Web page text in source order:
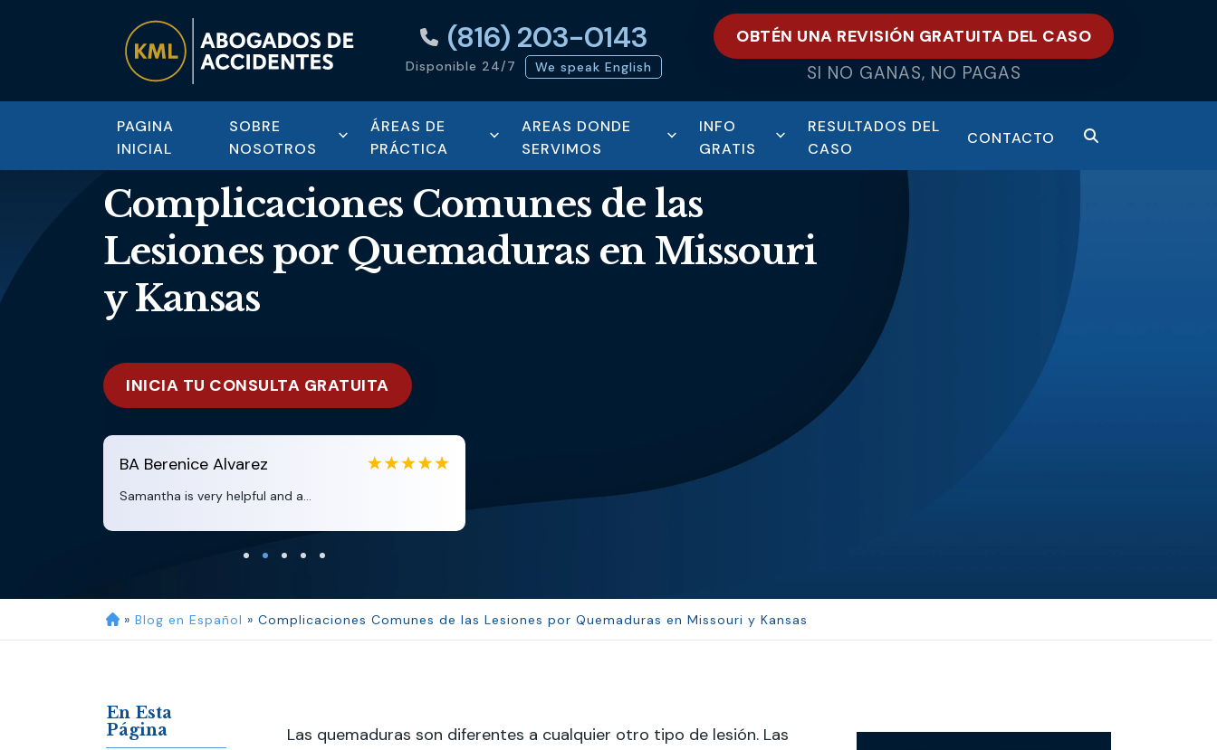
(816) 203-0143
Disponible 24/7 We speak English
OBTÉN UNA REVISIÓN GRATUITA DEL CASO
SI NO GANAS, NO PAGAS
PAGINA
INICIAL
SOBRE
NOSOTROS
ÁREAS DE
PRÁCTICA
AREAS DONDE
SERVIMOS
INFO
GRATIS
RESULTADOS DEL
CASO
CONTACTO
Complicaciones Comunes de las
Lesiones por Quemaduras en Missouri
y Kansas
INICIA TU CONSULTA GRATUITA
BA Berenice Alvarez
Samantha is very helpful and a... Clara extremely helpful and ve...
» Blog en Español » Complicaciones Comunes de las Lesiones por Quemaduras en Missouri y Kansas
En Esta
Página
Las quemaduras son diferentes a cualquier otro tipo de lesión. Las